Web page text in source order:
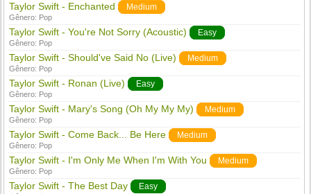
Taylor Swift - Enchanted Medium
Gênero: Pop
Taylor Swift - You're Not Sorry (Acoustic) Easy
Gênero: Pop
Taylor Swift - Should've Said No (Live) Medium
Gênero: Pop
Taylor Swift - Ronan (Live) Easy
Gênero: Pop
Taylor Swift - Mary's Song (Oh My My My) Medium
Gênero: Pop
Taylor Swift - Come Back... Be Here Medium
Gênero: Pop
Taylor Swift - I'm Only Me When I'm With You Medium
Gênero: Pop
Taylor Swift - The Best Day Easy